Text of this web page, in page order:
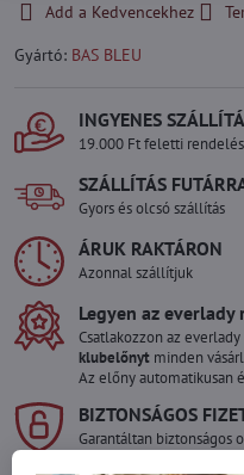
Add a Kedvencekhez
Gyártó: BAS BLEU
INGYENES
19.000 Ft feletti
SZÁLLÍTÁS
Gyors és olcsó szállítás
ÁRUK RAKTÁRON
Azonnal szállítjuk
Legyen az everlady
Csatlakozzon az
klubelőnyt minden
Az előny automatikusan
BIZTONSÁGOS
Garantáltan biztonságos